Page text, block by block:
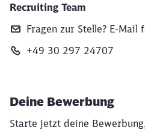
Recruiting Team
Fragen zur Stelle? E‑Mail
+49 30 297 24707
Deine Bewerbung
Starte jetzt deine